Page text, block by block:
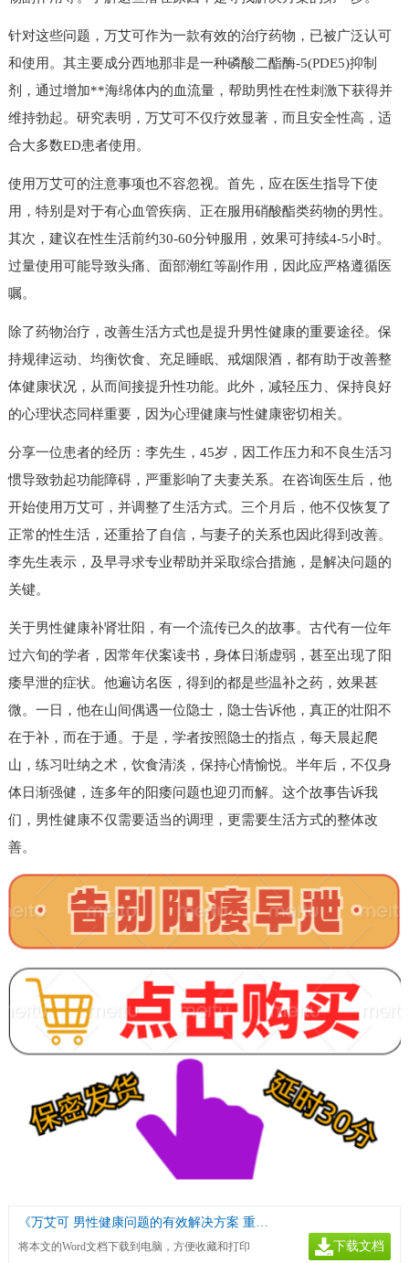
针对这些问题，万艾可作为一款有效的治疗药物，已被广泛认可
和使用。其主要成分西地那非是一种磷酸二酯酶-5(PDE5)抑制
剂，通过增加**海绵体内的血流量，帮助男性在性刺激下获得并
维持勃起。研究表明，万艾可不仅疗效显著，而且安全性高，适
合大多数ED患者使用。
使用万艾可的注意事项也不容忽视。首先，应在医生指导下使
用，特别是对于有心血管疾病、正在服用硝酸酯类药物的男性。
其次，建议在性生活前约30-60分钟服用，效果可持续4-5小时。
过量使用可能导致头痛、面部潮红等副作用，因此应严格遵循医
嘱。
除了药物治疗，改善生活方式也是提升男性健康的重要途径。保
持规律运动、均衡饮食、充足睡眠、戒烟限酒，都有助于改善整
体健康状况，从而间接提升性功能。此外，减轻压力、保持良好
的心理状态同样重要，因为心理健康与性健康密切相关。
分享一位患者的经历：李先生，45岁，因工作压力和不良生活习
惯导致勃起功能障碍，严重影响了夫妻关系。在咨询医生后，他
开始使用万艾可，并调整了生活方式。三个月后，他不仅恢复了
正常的性生活，还重拾了自信，与妻子的关系也因此得到改善。
李先生表示，及早寻求专业帮助并采取综合措施，是解决问题的
关键。
关于男性健康补肾壮阳，有一个流传已久的故事。古代有一位年
过六旬的学者，因常年伏案读书，身体日渐虚弱，甚至出现了阳
痿早泄的症状。他遍访名医，得到的都是些温补之药，效果甚
微。一日，他在山间偶遇一位隐士，隐士告诉他，真正的壮阳不
在于补，而在于通。于是，学者按照隐士的指点，每天晨起爬
山，练习吐纳之术，饮食清淡，保持心情愉悦。半年后，不仅身
体日渐强健，连多年的阳痿问题也迎刃而解。这个故事告诉我
们，男性健康不仅需要适当的调理，更需要生活方式的整体改
善。
《万艾可 男性健康问题的有效解决方案 重拾自信与激情》
将本文的Word文档下载到电脑，方便收藏和打印
下载文档